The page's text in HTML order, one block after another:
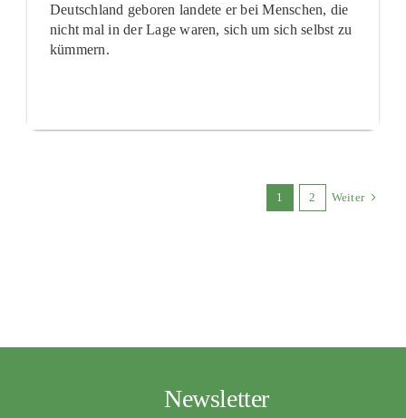
Deutschland geboren landete er bei Menschen, die
nicht mal in der Lage waren, sich um sich selbst zu
kümmern.
1 2 Weiter
Newsletter